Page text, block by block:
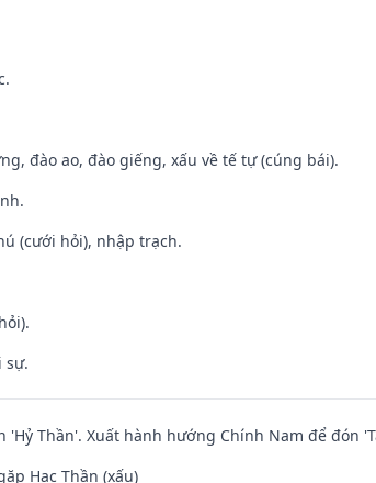
đào ao, đào giếng, xấu về tế tự (cúng bái).
(cưới hỏi), nhập trạch.
sự.
Thần'. Xuất hành hướng Chính Nam để đón
Hạc Thần (xấu)